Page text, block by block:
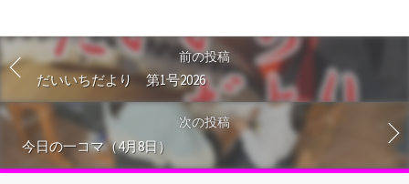
前の投稿
だいいちだより 第1号2026
次の投稿
今日の一コマ（4月8日）